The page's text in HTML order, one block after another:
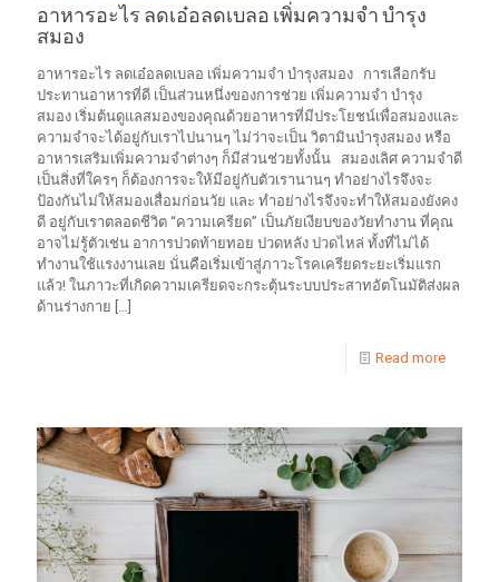
อาหารอะไร ลดเอ๋อลดเบลอ เพิ่มความจำ บำรุง
สมอง
อาหารอะไร ลดเอ๋อลดเบลอ เพิ่มความจำ บำรุงสมอง การเลือกรับ
ประทานอาหารที่ดี เป็นส่วนหนึ่งของการช่วย เพิ่มความจำ บำรุง
สมอง เริ่มต้นดูแลสมองของคุณด้วยอาหารที่มีประโยชน์เพื่อสมองและ
ความจำจะได้อยู่กับเราไปนานๆ ไม่ว่าจะเป็น วิตามินบำรุงสมอง หรือ
อาหารเสริมเพิ่มความจำต่างๆ ก็มีส่วนช่วยทั้งนั้น สมองเลิศ ความจำดี
เป็นสิ่งที่ใครๆ ก็ต้องการจะให้มีอยู่กับตัวเรานานๆ ทำอย่างไรจึงจะ
ป้องกันไม่ให้สมองเสื่อมก่อนวัย และ ทำอย่างไรจึงจะทำให้สมองยังคง
ดี อยู่กับเราตลอดชีวิต “ความเครียด” เป็นภัยเงียบของวัยทำงาน ที่คุณ
อาจไม่รู้ตัวเช่น อาการปวดท้ายทอย ปวดหลัง ปวดไหล่ ทั้งที่ไม่ได้
ทำงานใช้แรงงานเลย นั่นคือเริ่มเข้าสู่ภาวะโรคเครียดระยะเริ่มแรก
แล้ว! ในภาวะที่เกิดความเครียดจะกระตุ้นระบบประสาทอัตโนมัติส่งผล
ด้านร่างกาย
Read more